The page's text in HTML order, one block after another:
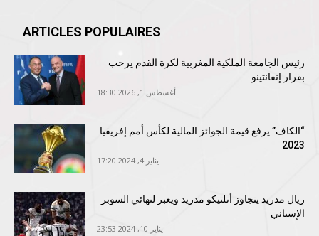
ARTICLES POPULAIRES
رئيس الجامعة الملكية المغربية لكرة القدم يرحب
بقرار إنفانتينو
أغسطس 1, 2026 18:30
“الكاف” يرفع قيمة الجوائز المالية لكأس أمم إفريقيا
2023
يناير 4, 2024 17:20
ريال مدريد يتجاوز أتلتيكو مدريد ويعبر لنهائي السوبر
الإسباني
يناير 10, 2024 23:53